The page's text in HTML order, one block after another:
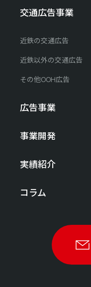
交通広告事業
近鉄の交通広告
近鉄以外の交通広告
その他OOH広告
広告事業
事業開発
実績紹介
コラム